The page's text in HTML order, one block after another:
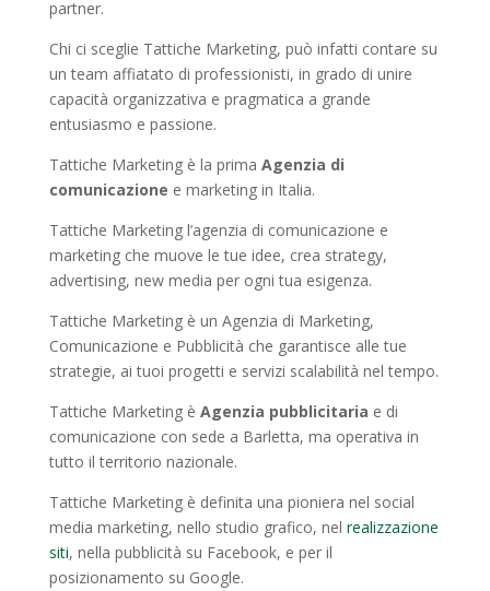
partner.
Chi ci sceglie Tattiche Marketing, può infatti contare su
un team affiatato di professionisti, in grado di unire
capacità organizzativa e pragmatica a grande
entusiasmo e passione.
Tattiche Marketing è la prima Agenzia di
comunicazione e marketing in Italia.
Tattiche Marketing l’agenzia di comunicazione e
marketing che muove le tue idee, crea strategy,
advertising, new media per ogni tua esigenza.
Tattiche Marketing è un Agenzia di Marketing,
Comunicazione e Pubblicità che garantisce alle tue
strategie, ai tuoi progetti e servizi scalabilità nel tempo.
Tattiche Marketing è Agenzia pubblicitaria e di
comunicazione con sede a Barletta, ma operativa in
tutto il territorio nazionale.
Tattiche Marketing è definita una pioniera nel social
media marketing, nello studio grafico, nel realizzazione
siti, nella pubblicità su Facebook, e per il
posizionamento su Google.